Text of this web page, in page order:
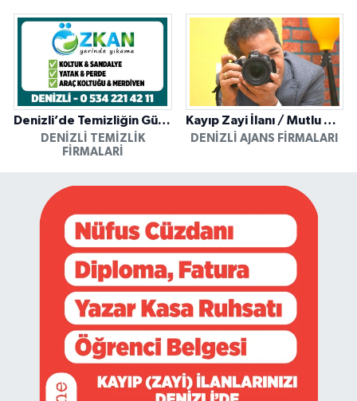
Denizli’de Temizliğin Güvenilir Adresi: Özkan Yerinde Yıkama
DENIZLI TEMIZLIK
FIRMALARI
Kayıp Zayi İlanı / Mutlu Ajans / Denizli
DENIZLI AJANS FIRMALARI